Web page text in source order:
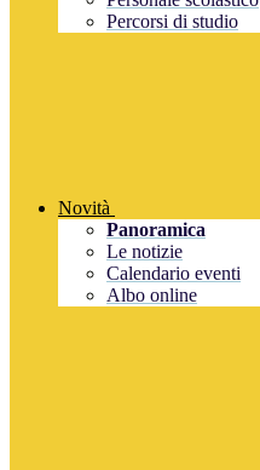
Percorsi di studio
Novità
Panoramica
Le notizie
Calendario eventi
Albo online